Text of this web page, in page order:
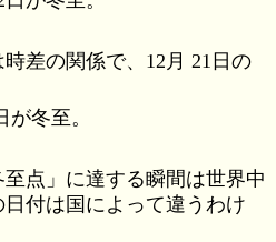
差の関係で、12月 21日の
冬至。
点」に達する瞬間は世界中
付は国によって違うわけ